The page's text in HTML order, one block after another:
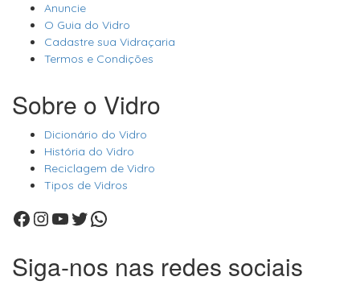
Anuncie
O Guia do Vidro
Cadastre sua Vidraçaria
Termos e Condições
Sobre o Vidro
Dicionário do Vidro
História do Vidro
Reciclagem de Vidro
Tipos de Vidros
Facebook
Instagram
Youtube
TwitterWhatsApp
Siga-nos nas redes sociais